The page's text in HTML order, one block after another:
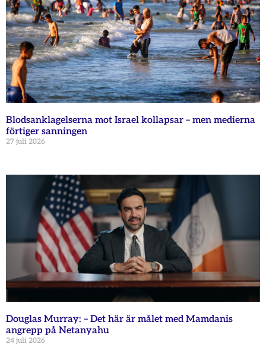
Blodsanklagelserna mot Israel kollapsar – men medierna
förtiger sanningen
27 juli 2026
Douglas Murray: – Det här är målet med Mamdanis
angrepp på Netanyahu
24 juli 2026